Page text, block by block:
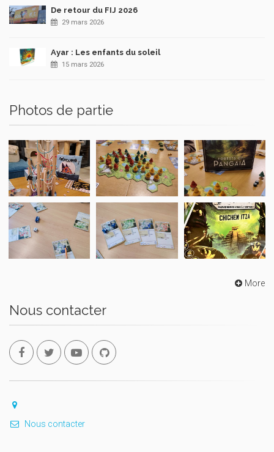
De retour du FIJ 2026
29 mars 2026
Ayar : Les enfants du soleil
15 mars 2026
Photos de partie
More
Nous contacter
Nous contacter